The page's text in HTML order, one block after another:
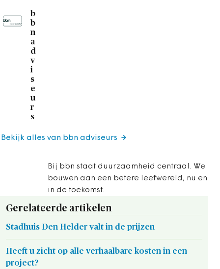
b
b
n
a
d
v
i
s
e
u
r
s
Bij bbn staat duurzaamheid centraal. We
bouwen aan een betere leefwereld, nu en
in de toekomst.
Bekijk alles van bbn adviseurs
Gerelateerde artikelen
Stadhuis Den Helder valt in de prijzen
Heeft u zicht op alle verhaalbare kosten in een
project?